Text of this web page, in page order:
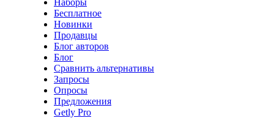
Наборы
Бесплатное
Новинки
Продавцы
Блог авторов
Блог
Сравнить альтернативы
Запросы
Опросы
Предложения
Getly Pro